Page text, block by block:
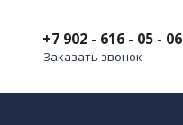
+7 902 - 616 - 05 - 06
Заказать звонок